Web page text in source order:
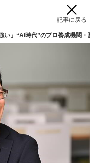
記事に戻る
い」“AI時代”のプロ養成機関